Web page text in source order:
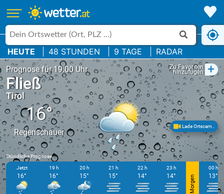
HEUTE 48 STUNDEN 9 TAGE RADAR
Prognose für 19:00 Uhr Zu Favoriten
hinzufügen +
Fließ
Tirol
16°
Regenschauer
Lade Ortscam..
Stündliche Prognose
Jetzt
16°
19 h
16°
20 h
15°
21 h
15°
22 h
14°
23 h
14° Morgen
00 h
13°